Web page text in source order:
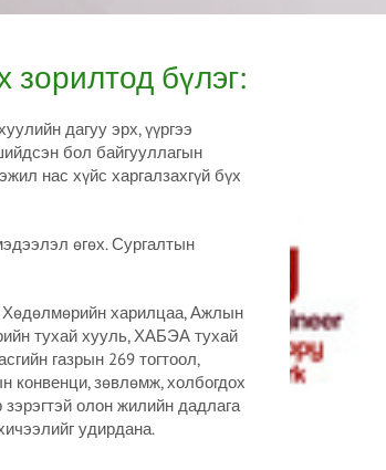
зорилтод бүлэг:
дагуу эрх, үүргээ
бол байгууллагын
нас хүйс харгалзахгүй бүх
өгөх. Сургалтын
Хөдөлмөрийн харилцаа, Ажлын
тухай хууль, ХАБЭА тухай
газрын 269 тогтоол,
конвенци, зөвлөмж, холбогдох
олон жилийн дадлага
удирдана.